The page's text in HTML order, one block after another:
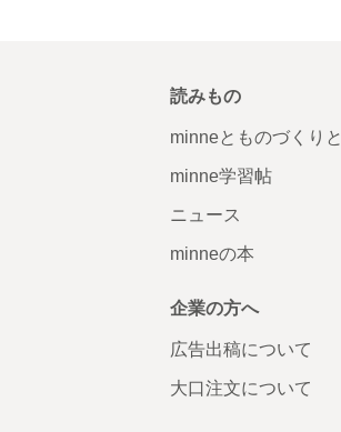
読みもの
minneとものづくりと
minne学習帖
ニュース
minneの本
企業の方へ
広告出稿について
大口注文について